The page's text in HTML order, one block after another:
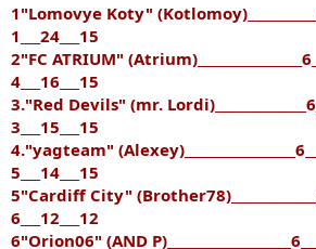
1"Lomovye Koty"
1___24___15
2"FC ATRIUM"
4___16___15
3."Red Devils" (mr.
3___15___15
4."yagteam"
5___14___15
5"Cardiff City"
6___12___12
6"Orion06" (AND